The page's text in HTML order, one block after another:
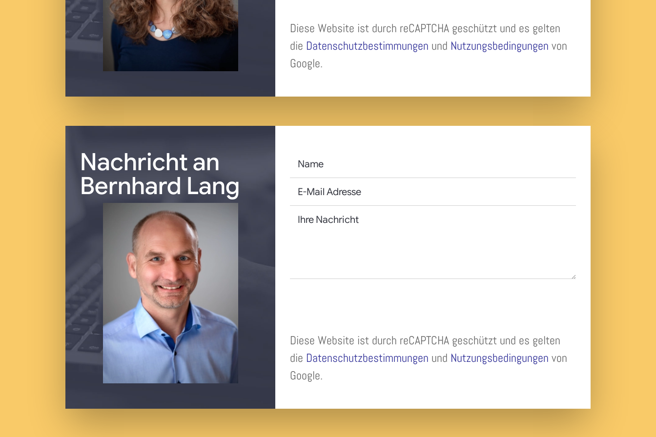
Diese Website ist durch reCAPTCHA geschützt und es gelten
die Datenschutzbestimmungen und Nutzungsbedingungen von
Google.
Nachricht an
Bernhard Lang
Diese Website ist durch reCAPTCHA geschützt und es gelten
die Datenschutzbestimmungen und Nutzungsbedingungen von
Google.